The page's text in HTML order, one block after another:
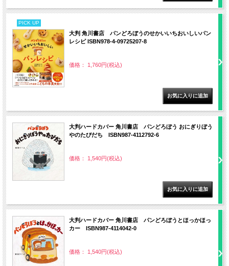
PICK UP
大判 角川書店 パンどろぼうのせかいいちおいしいパン
レシピ ISBN978-4-09725207-8
価格： 1,760円(税込)
大判ハードカバー 角川書店 パンどろぼう おにぎりぼう
やのたびだち ISBN987-4112792-6
価格： 1,540円(税込)
大判ハードカバー 角川書店 パンどろぼうとほっかほっ
カー ISBN987-4114042-0
価格： 1,540円(税込)